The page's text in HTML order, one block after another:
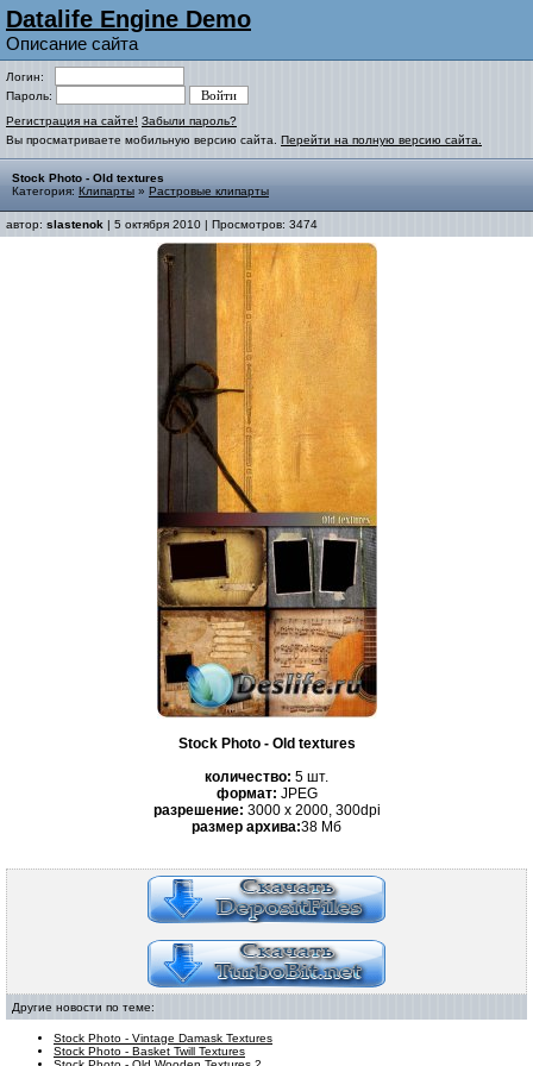
Datalife Engine Demo
Описание сайта
Логин:
Пароль:
Регистрация на сайте! Забыли пароль?
Вы просматриваете мобильную версию сайта. Перейти на полную версию сайта.
Stock Photo - Old textures
Категория: Клипарты » Растровые клипарты
автор: slastenok | 5 октября 2010 | Просмотров: 3474
Stock Photo - Old textures
количество: 5 шт.
формат: JPEG
разрешение: 3000 x 2000, 300dpi
размер архива:38 Mб
Другие новости по теме:
Stock Photo - Vintage Damask Textures
Stock Photo - Basket Twill Textures